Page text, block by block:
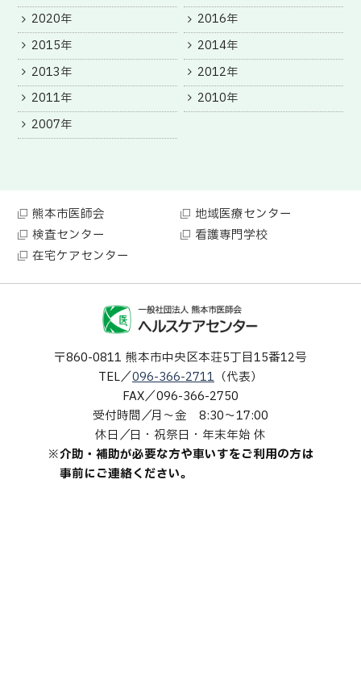
2020年
2016年
2015年
2014年
2013年
2012年
2011年
2010年
2007年
熊本市医師会
地域医療センター
検査センター
看護専門学校
在宅ケアセンター
〒860-0811 熊本市中央区本荘5丁目15番12号
TEL
096-366-2711 （代表）
FAX
096-366-2750
受付時間
月～金 8:30～17:00
休日
日・祝祭日・年末年始 休
※介助・補助が必要な方や車いすをご利用の方は
事前にご連絡ください。